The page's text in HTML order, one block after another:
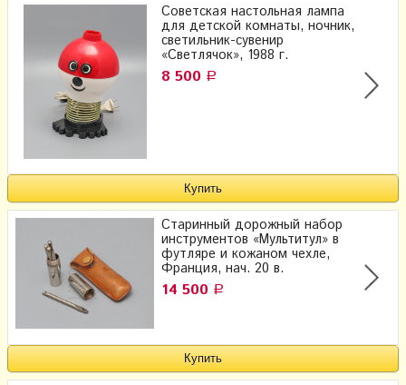
Советская настольная лампа
для детской комнаты, ночник,
светильник-сувенир
«Светлячок», 1988 г.
8 500 Р
Старинный дорожный набор
инструментов «Мультитул» в
футляре и кожаном чехле,
Франция, нач. 20 в.
14 500 Р